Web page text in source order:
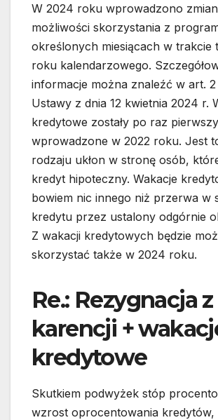
W 2024 roku wprowadzono
możliwości skorzystania z
określonych miesiącach w trakcie
roku kalendarzowego.
informacje można znaleźć w art. 2
Ustawy z dnia 12 kwietnia 2024 r.
kredytowe zostały po raz pierwszy
wprowadzone w 2022 roku. Jest
rodzaju ukłon w stronę osób,
kredyt hipoteczny. Wakacje
bowiem nic innego niż przerwa w
kredytu przez ustalony odgórnie
Z wakacji kredytowych będzie
skorzystać także w 2024 roku.
Re.: Rezygnacja z
karencji +
kredytowe
Skutkiem podwyżek stóp
wzrost oprocentowania kredytów,